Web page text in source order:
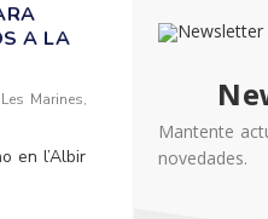
A LA
Les Marines,
en l’Albir
Mantente
novedades.